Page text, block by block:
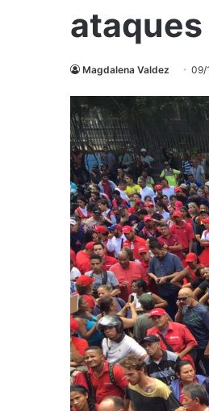
Magdalena Valdez 09/